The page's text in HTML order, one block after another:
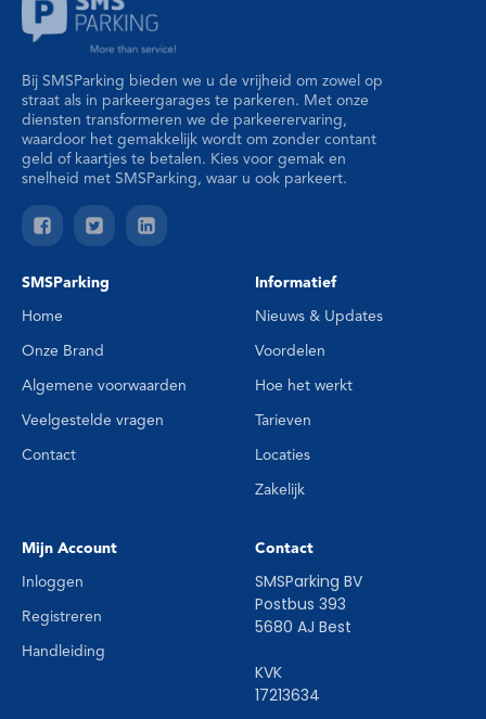
Bij SMSParking bieden we u de vrijheid om zowel op
straat als in parkeergarages te parkeren. Met onze
diensten transformeren we de parkeerervaring,
waardoor het gemakkelijk wordt om zonder contant
geld of kaartjes te betalen. Kies voor gemak en
snelheid met SMSParking, waar u ook parkeert.
SMSParking
Home
Onze Brand
Algemene voorwaarden
Veelgestelde vragen
Contact
Informatief
Nieuws & Updates
Voordelen
Hoe het werkt
Tarieven
Locaties
Zakelijk
Mijn Account
Inloggen
Registreren
Handleiding
Contact
SMSParking BV
Postbus 393
5680 AJ Best
KVK
17213634